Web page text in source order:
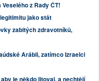
z Rady ČT!
jako stát
zabitých zdravotníků,
Arábii, zatímco Izraelci
je někdo litoval, a nechtějí